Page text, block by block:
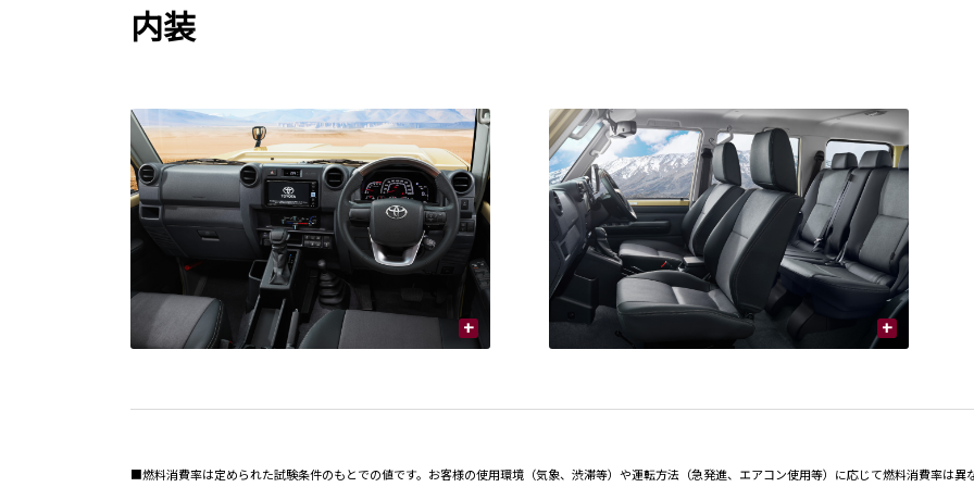
内装
+ +
■燃料消費率は定められた試験条件のもとでの値です。お客様の使用環境（気象、渋滞等）や運転方法（急発進、エアコン使用等）に応じて燃料消費率は異な